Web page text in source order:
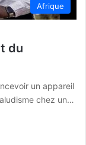
Afrique
du
un appareil
chez un…